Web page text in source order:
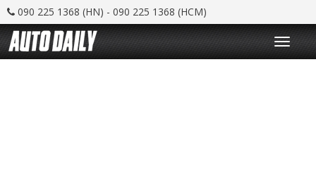
090 225 1368 (HN) - 090 225 1368 (HCM)
T
o
g